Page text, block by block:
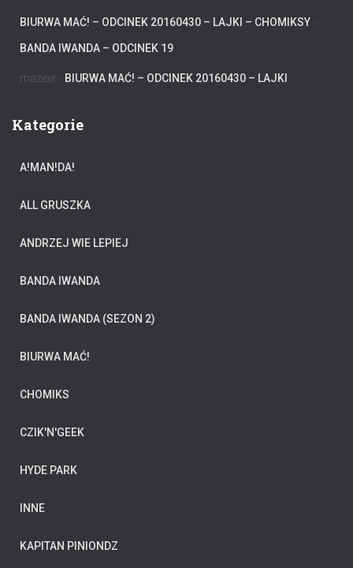
BIURWA MAĆ! – ODCINEK 20160430 – LAJKI – CHOMIKSY -
BANDA IWANDA – ODCINEK 19
mazeer - BIURWA MAĆ! – ODCINEK 20160430 – LAJKI
Kategorie
A!MAN!DA!
ALL GRUSZKA
ANDRZEJ WIE LEPIEJ
BANDA IWANDA
BANDA IWANDA (SEZON 2)
BIURWA MAĆ!
CHOMIKS
CZIK'N'GEEK
HYDE PARK
INNE
KAPITAN PINIONDZ